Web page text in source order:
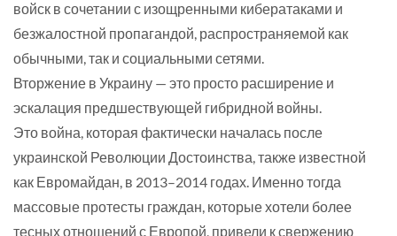
войск в сочетании с изощренными кибератаками и
безжалостной пропагандой, распространяемой как
обычными, так и социальными сетями.
Вторжение в Украину — это просто расширение и
эскалация предшествующей гибридной войны.
Это война, которая фактически началась после
украинской Революции Достоинства, также известной
как Евромайдан, в 2013–2014 годах. Именно тогда
массовые протесты граждан, которые хотели более
тесных отношений с Европой, привели к свержению